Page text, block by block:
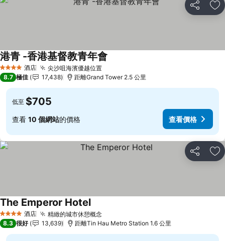
分享 放
4 星級 酒店 尖沙咀海濱優越位置
港青 -香港基督教青年會
8.7 極佳 17,438 距離Grand Tower 2.5 公里
低至 $705
查看 10 個網站的價格 查看價格
分享 放
4 星級 酒店 精緻的城市休憩概念
The Emperor Hotel
8.3 很好 13,639 距離Tin Hau Metro Station 1.6 公里